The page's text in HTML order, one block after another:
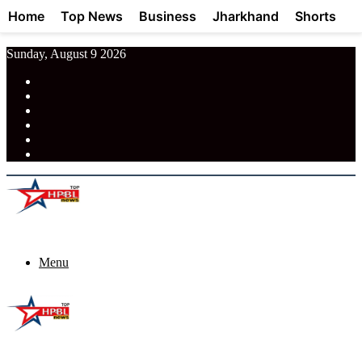
Sunday, August 9 2026
Menu
Home Top News Business Jharkhand Shorts